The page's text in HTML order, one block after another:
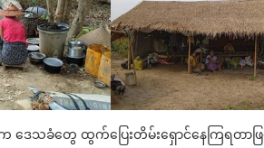
ဒေသခံတွေ ထွက်ပြေး‌တိမ်းရှောင်နေကြရဝ